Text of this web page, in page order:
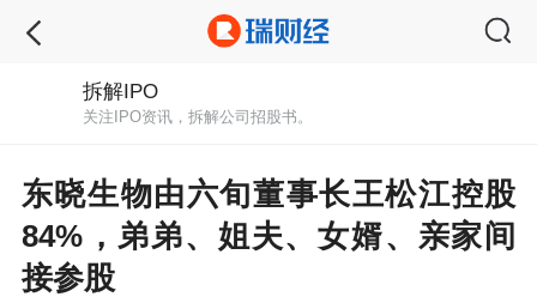
拆解IPO
关注IPO资讯，拆解公司招股书。
东晓生物由六旬董事长王松江控股
84%，弟弟、姐夫、女婿、亲家间
接参股